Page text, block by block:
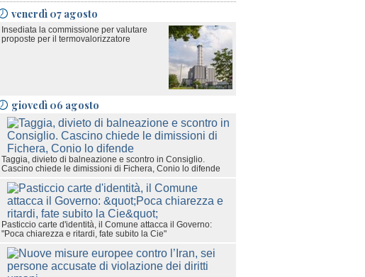
venerdì 07 agosto
Insediata la commissione per valutare
proposte per il termovalorizzatore
giovedì 06 agosto
Taggia, divieto di balneazione e scontro in Consiglio.
Cascino chiede le dimissioni di Fichera, Conio lo difende
Pasticcio carte d'identità, il Comune attacca il Governo:
"Poca chiarezza e ritardi, fate subito la Cie"